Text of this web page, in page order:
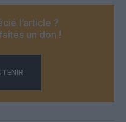
l’article ?
un don !